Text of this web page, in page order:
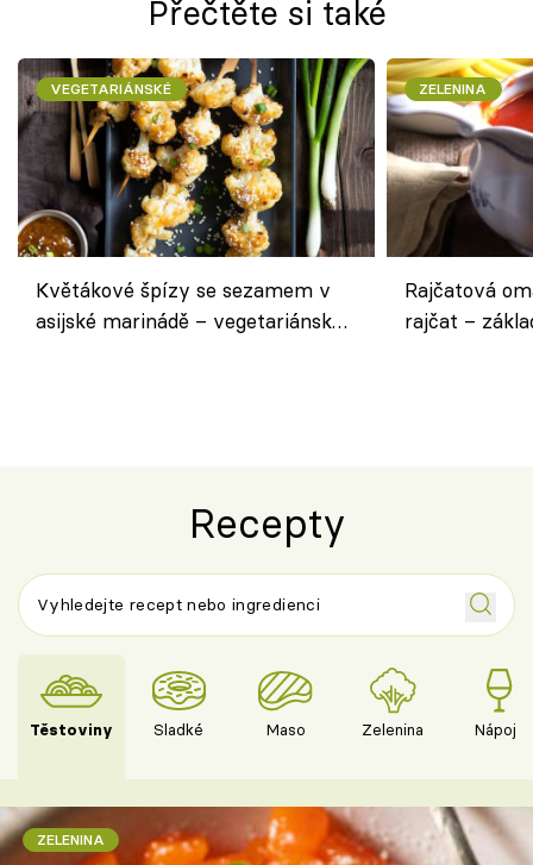
Přečtěte si také
VEGETARIÁNSKÉ
Květákové špízy se sezamem v
asijské marinádě – vegetariánská
ZELENINA
Rajčatová
rajčat –
Recepty
Těstoviny Sladké Maso Zelenina Nápoje
ZELENINA